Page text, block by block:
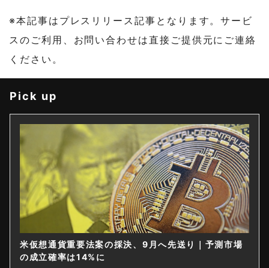
※本記事はプレスリリース記事となります。サービ
スのご利用、お問い合わせは直接ご提供元にご連絡
ください。
Pick up
米仮想通貨重要法案の採決、9月へ先送り｜予測市場
の成立確率は14%に